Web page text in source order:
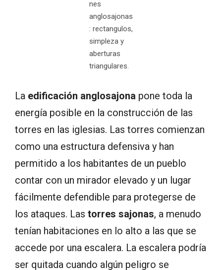
nes
anglosajonas
: rectangulos,
simpleza y
aberturas
triangulares.
La edificación anglosajona pone toda la
energía posible en la construcción de las
torres en las iglesias. Las torres comienzan
como una estructura defensiva y han
permitido a los habitantes de un pueblo
contar con un mirador elevado y un lugar
fácilmente defendible para protegerse de
los ataques. Las torres sajonas, a menudo
tenían habitaciones en lo alto a las que se
accede por una escalera. La escalera podría
ser quitada cuando algún peligro se